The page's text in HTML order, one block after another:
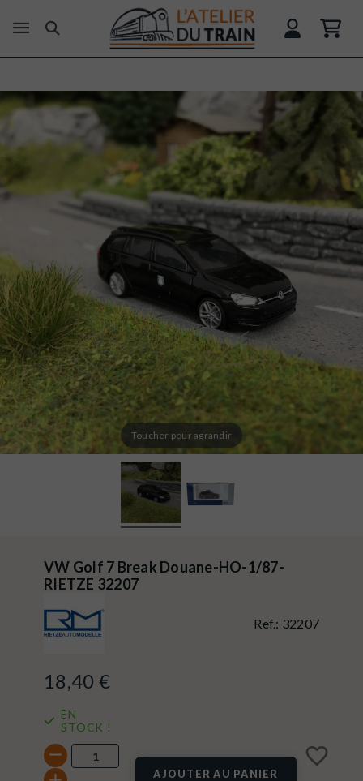
Toucher pour agrandir
VW Golf 7 Break Douane-HO-1/87-
RIETZE 32207
Ref.: 32207
18,40 €
EN
STOCK !
AJOUTER AU PANIER
favorite_border